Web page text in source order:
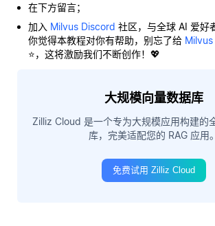
在下方留言；
加入 Milvus Discord 社区，与全球 AI 爱好
你觉得本教程对你有帮助，别忘了给
⭐，这将激励我们不断创作！💖
大规模向量数据库
Zilliz Cloud 是一个专为大规模应用构建的
库，完美适配您的 RAG 应用。
免费试用 Zilliz Cloud